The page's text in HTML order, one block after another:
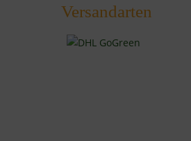
Versandarten